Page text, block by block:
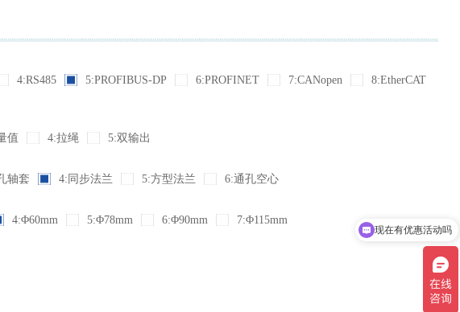
4:RS485 5:PROFIBUS-DP 6:PROFINET 7:CANopen
8:EtherCAT
值 4:拉绳 5:双输出
轴套 4:同步法兰 5:方型法兰 6:通孔空心
4:Φ60mm 5:Φ78mm 6:Φ90mm 7:Φ115mm
可以介绍下你们的产品么